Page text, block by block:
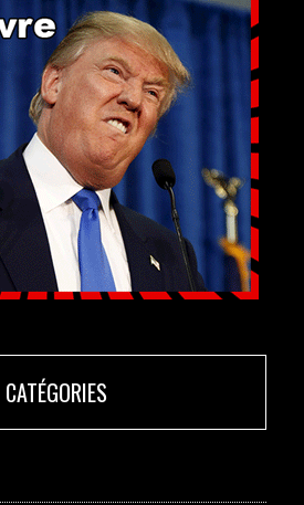
CATÉGORIES